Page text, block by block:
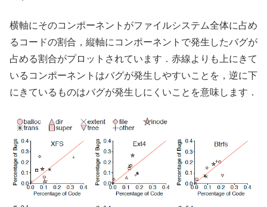
横軸にそのコンポーネントがファイルシステム全体に占め
るコードの割合，縦軸にコンポーネントで発生したバグが
占める割合がプロットされています．赤線よりも上にきて
いるコンポーネントはバグが発生しやすいことを，逆に下
にきているものはバグが発生しにくいことを意味します．